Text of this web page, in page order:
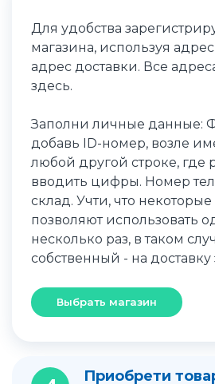
Для удобства
магазина, используя
адрес доставки. Все
здесь.
Заполни личные данные:
добавь ID-номер, возле
любой другой строке, где
вводить цифры. Номер
склад. Учти, что
позволяют использовать
несколько раз, в таком
собственный - на доставку
Выбрать магазин
Приобрети